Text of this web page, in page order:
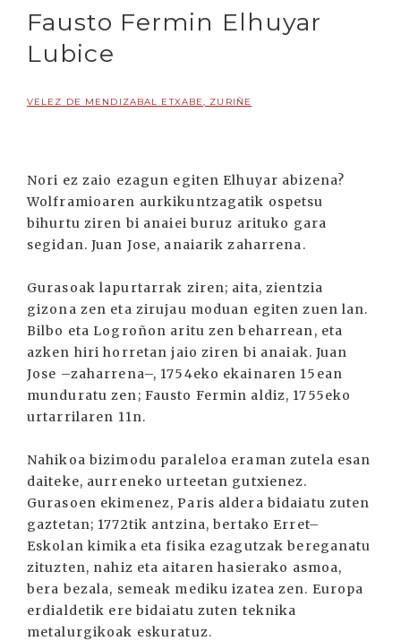
Fausto Fermin Elhuyar
Lubice
VELEZ DE MENDIZABAL ETXABE, ZURIÑE
Nori ez zaio ezagun egiten Elhuyar abizena?
Wolframioaren aurkikuntzagatik ospetsu
bihurtu ziren bi anaiei buruz arituko gara
segidan. Juan Jose, anaiarik zaharrena.
Gurasoak lapurtarrak ziren; aita, zientzia
gizona zen eta zirujau moduan egiten zuen lan.
Bilbo eta Logroñon aritu zen beharrean, eta
azken hiri horretan jaio ziren bi anaiak. Juan
Jose –zaharrena–, 1754eko ekainaren 15ean
munduratu zen; Fausto Fermin aldiz, 1755eko
urtarrilaren 11n.
Nahikoa bizimodu paraleloa eraman zutela esan
daiteke, aurreneko urteetan gutxienez.
Gurasoen ekimenez, Paris aldera bidaiatu zuten
gaztetan; 1772tik antzina, bertako Erret–
Eskolan kimika eta fisika ezagutzak bereganatu
zituzten, nahiz eta aitaren hasierako asmoa,
bera bezala, semeak mediku izatea zen. Europa
erdialdetik ere bidaiatu zuten teknika
metalurgikoak eskuratuz.